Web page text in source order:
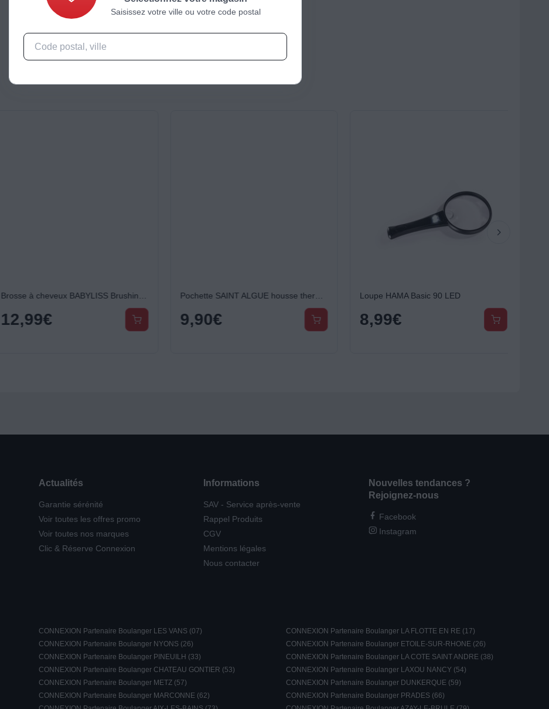
Caractéristiques
Brosse à cheveux BABYLISS Brushing Diamond Ceramic Cheveux mi long à longs
12,99€
Pochette SAINT ALGUE housse thermo resistant siliconne
9,90€
Loupe HAMA Basic 90 LED
8,99€
Actualités
Garantie sérénité
Voir toutes les offres promo
Voir toutes nos marques
Clic & Réserve Connexion
Informations
SAV - Service après-vente
Rappel Produits
CGV
Mentions légales
Nous contacter
Nouvelles tendances ?
Rejoignez-nous
Facebook
Instagram
CONNEXION Partenaire Boulanger LES VANS (07)
CONNEXION Partenaire Boulanger LA FLOTTE EN RE (17)
CONNEXION Partenaire Boulanger NYONS (26)
CONNEXION Partenaire Boulanger ETOILE-SUR-RHONE (26)
CONNEXION Partenaire Boulanger PINEUILH (33)
CONNEXION Partenaire Boulanger LA COTE SAINT ANDRE (38)
CONNEXION Partenaire Boulanger CHATEAU GONTIER (53)
CONNEXION Partenaire Boulanger LAXOU NANCY (54)
CONNEXION Partenaire Boulanger METZ (57)
CONNEXION Partenaire Boulanger DUNKERQUE (59)
CONNEXION Partenaire Boulanger MARCONNE (62)
CONNEXION Partenaire Boulanger PRADES (66)
Saisissez votre ville ou votre code postal